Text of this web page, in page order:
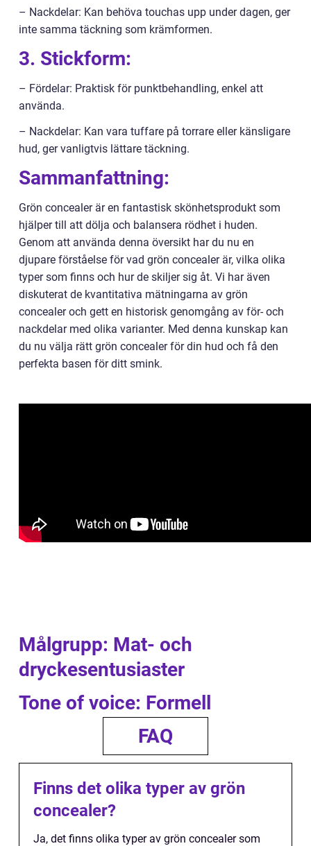
– Nackdelar: Kan behöva touchas upp under dagen, ger
inte samma täckning som krämformen.
3. Stickform:
– Fördelar: Praktisk för punktbehandling, enkel att
använda.
– Nackdelar: Kan vara tuffare på torrare eller känsligare
hud, ger vanligtvis lättare täckning.
Sammanfattning:
Grön concealer är en fantastisk skönhetsprodukt som
hjälper till att dölja och balansera rödhet i huden.
Genom att använda denna översikt har du nu en
djupare förståelse för vad grön concealer är, vilka olika
typer som finns och hur de skiljer sig åt. Vi har även
diskuterat de kvantitativa mätningarna av grön
concealer och gett en historisk genomgång av för- och
nackdelar med olika varianter. Med denna kunskap kan
du nu välja rätt grön concealer för din hud och få den
perfekta basen för ditt smink.
Målgrupp: Mat- och
dryckesentusiaster
Tone of voice: Formell
FAQ
Finns det olika typer av grön
concealer?
Ja, det finns olika typer av grön concealer som